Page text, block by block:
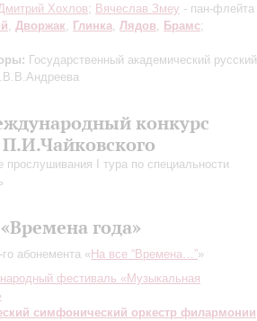
Хохлов; Вячеслав Змеу - пан-флейта
, Дворжак, Глинка, Лядов, Брамс;
Государственный академический русский
конкурс
прослушивания I тура по специальности
года»
абонемента « На все “Времена…”»
фестиваль «Музыкальная
симфонический оркестр филармонии